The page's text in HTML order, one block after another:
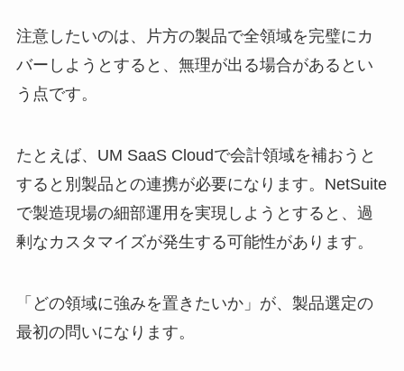
注意したいのは、片方の製品で全領域を完璧にカ
バーしようとすると、無理が出る場合があるとい
う点です。
たとえば、UM SaaS Cloudで会計領域を補おうと
すると別製品との連携が必要になります。NetSuite
で製造現場の細部運用を実現しようとすると、過
剰なカスタマイズが発生する可能性があります。
「どの領域に強みを置きたいか」が、製品選定の
最初の問いになります。